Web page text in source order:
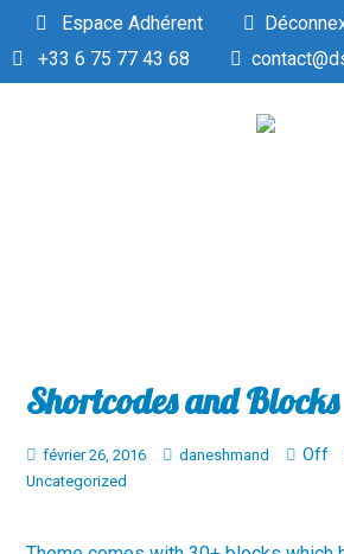
Espace Adhérent
+33 6 75 77 43 68
Shortcodes and Blocks
février 26, 2016 daneshmand Off
Uncategorized